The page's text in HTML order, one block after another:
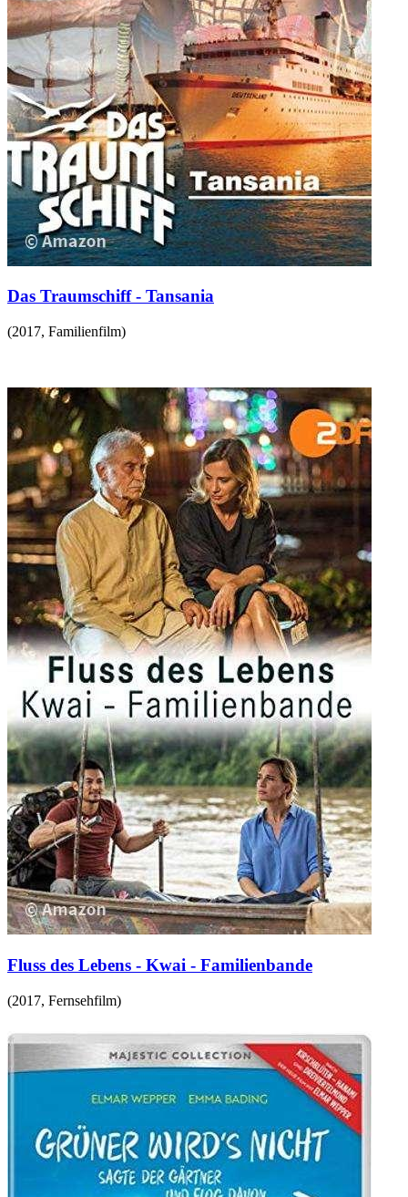
Das Traumschiff - Tansania
(2017, Familienfilm)
Fluss des Lebens - Kwai - Familienbande
(2017, Fernsehfilm)